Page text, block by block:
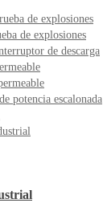
de explosiones
de explosiones
de descarga
potencia escalonada